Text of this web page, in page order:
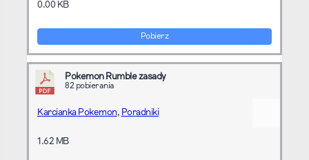
0.00 KB
Pobierz
Pokemon Rumble zasady
82 pobierania
Karcianka Pokemon, Poradniki
1.62 MB